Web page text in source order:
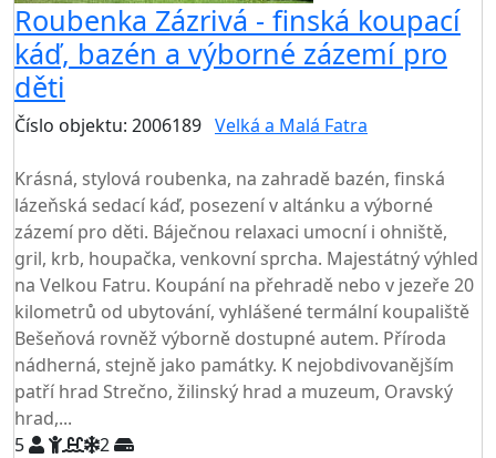
Roubenka Zázrivá - finská koupací
káď, bazén a výborné zázemí pro
děti
Číslo objektu: 2006189 Velká a Malá Fatra
Krásná, stylová roubenka, na zahradě bazén, finská
lázeňská sedací káď, posezení v altánku a výborné
zázemí pro děti. Báječnou relaxaci umocní i ohniště,
gril, krb, houpačka, venkovní sprcha. Majestátný výhled
na Velkou Fatru. Koupání na přehradě nebo v jezeře 20
kilometrů od ubytování, vyhlášené termální koupaliště
Bešeňová rovněž výborně dostupné autem. Příroda
nádherná, stejně jako památky. K nejobdivovanějším
patří hrad Strečno, žilinský hrad a muzeum, Oravský
hrad,...
5
2